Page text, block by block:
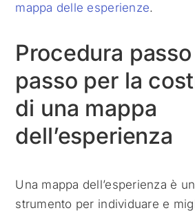
mappa delle esperienze.
Procedura
passo per la
di una mappa
dell’esperienza
Una mappa dell’esperienza è
strumento per individuare e